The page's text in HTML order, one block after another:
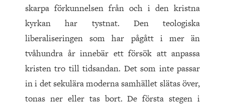
skarpa förkunnelsen från och i den kristna
kyrkan har tystnat. Den teologiska
liberaliseringen som har pågått i mer än
tvåhundra år innebär ett försök att anpassa
kristen tro till tidsandan. Det som inte passar
in i det sekulära moderna samhället slätas över,
tonas ner eller tas bort. De första stegen i